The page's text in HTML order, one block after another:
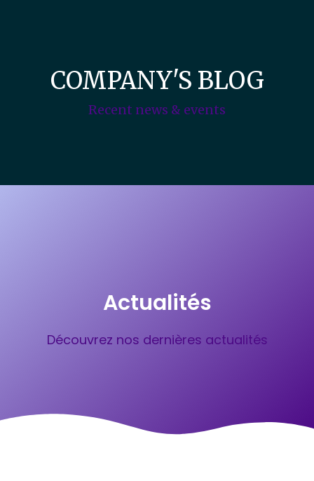
COMPANY'S BLOG
Recent news & events
Actualités
Découvrez nos dernières actualités